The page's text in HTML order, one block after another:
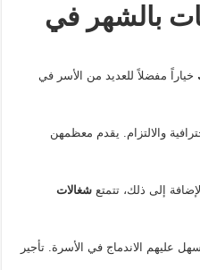
بالشهر في
خياراً مفضلاً للعديد من الأسر في
والالتزام. يقدم معظمهن
إلى ذلك، تتمتعشغالات
عليهم الاندماج في الأسرة. تأجير